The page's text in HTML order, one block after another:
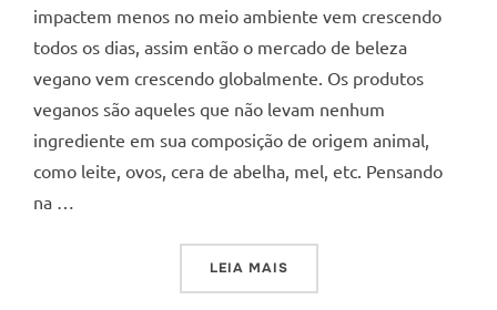
impactem menos no meio ambiente vem crescendo
todos os dias, assim então o mercado de beleza
vegano vem crescendo globalmente. Os produtos
veganos são aqueles que não levam nenhum
ingrediente em sua composição de origem animal,
como leite, ovos, cera de abelha, mel, etc. Pensando
na …
LEIA MAIS“5 MARCAS DE